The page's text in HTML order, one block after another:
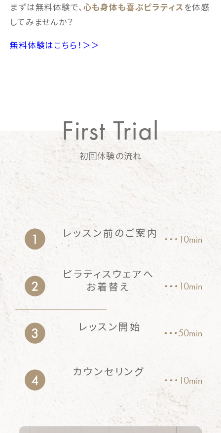
まずは無料体験で、心も身体も喜ぶピラティス を体感
してみませんか？
無料体験はこちら！＞＞
First Trial
初回体験の流れ
レッスン前のご案内 10min
ピラティスウェアへ
お着替え
10min
レッスン開始 50min
カウンセリング
10min